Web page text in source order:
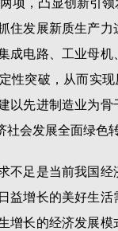
项，凸显创新引
住发展新质生产
成电路、工业母
性突破，从而实
以先进制造业为
社会发展全面绿色
不足是当前我国
益增长的美好生
增长的经济发展